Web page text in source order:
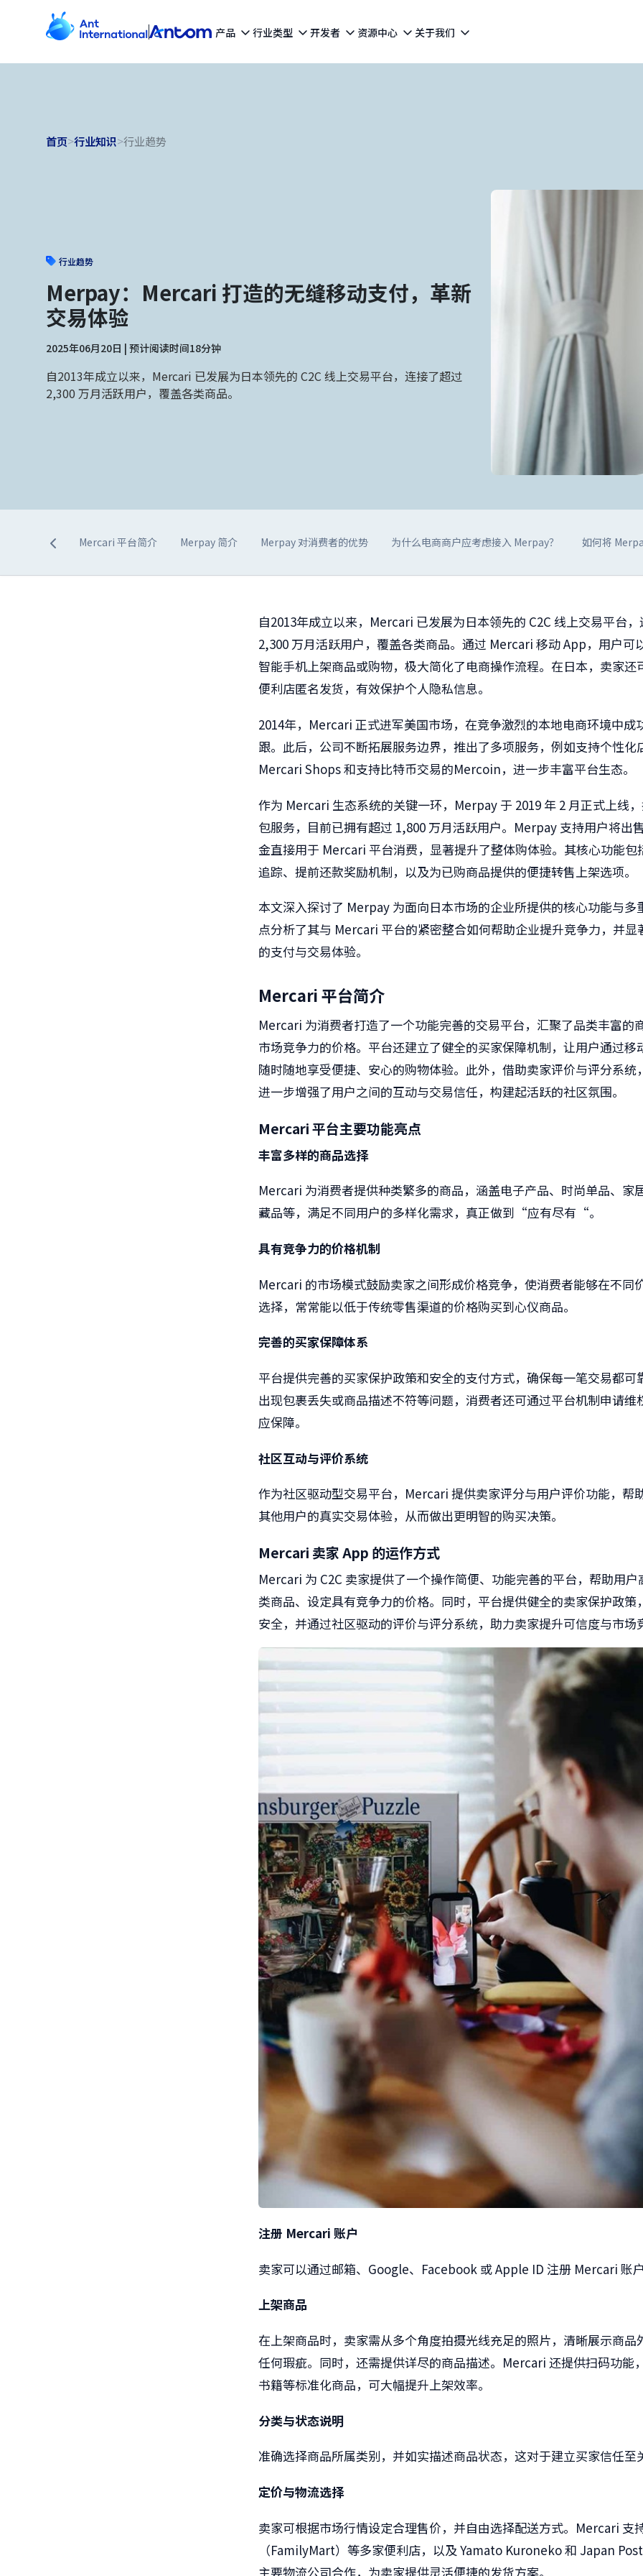
产品 行业类型 开发者 资源中心 关于我们
首页>行业知识>行业趋势
行业趋势
Merpay：Mercari 打造的无缝移动支付，革新
交易体验
2025年06月20日 | 预计阅读时间18分钟
自2013年成立以来，Mercari 已发展为日本领先的 C2C 线上交易平台，连接了超过
2,300 万月活跃用户，覆盖各类商品。
Mercari 平台简介 Merpay 简介 Merpay 对消费者的优势 为什么电商商户应考虑接入 Merpay？ 如何将
自2013年成立以来， Mercari 已发展为日本领先的 C2C 线上交易平台
2,300 万月活跃用户，覆盖各类商品。 通过 Mercari 移动App，用户可
智能手机上架商品或购物，极大简化了电商操作流程。在日本，卖家还
便利店匿名发货，有效保护个人隐私信息。
2014年， Mercari 正式进军美国市场，在竞争激烈的本地电商环境中成
跟。此后，公司不断拓展服务边界，推出了多项服务，例如支持个性化
Mercari Shops和支持比特币交易的Mercoin，进一步丰富平台生态。
作为 Mercari 生态系统的关键一环， Merpay 于 2019 年 2 月正式上线
包服务，目前已拥有超过 1,800 万月活跃用户。 Merpay 支持用户将出
金直接用于 Mercari 平台消费，显著提升了整体购体验。其核心功能包
追踪、提前还款奖励机制，以及为已购商品提供的便捷转售上架选项。
本文深入探讨了 Merpay 为面向日本市场的企业所提供的核心功能与多
点分析了其与 Mercari 平台的紧密整合如何帮助企业提升竞争力，并显
的支付与交易体验。
Mercari平台简介
Mercari 为消费者打造了一个功能完善的交易平台，汇聚了品类丰富的
市场竞争力的价格。平台还建立了健全的买家保障机制，让用户通过移
随时随地享受便捷、安心的购物体验。此外，借助卖家评价与评分系统
进一步增强了用户之间的互动与交易信任，构建起活跃的社区氛围。
Mercari平台主要功能亮点
丰富多样的商品选择
Mercari 为消费者提供种类繁多的商品，涵盖电子产品、时尚单品、家
藏品等，满足不同用户的多样化需求，真正做到 “应有尽有 “。
具有竞争力的价格机制
Mercari 的市场模式鼓励卖家之间形成价格竞争，使消费者能够在不同
选择，常常能以低于传统零售渠道的价格购买到心仪商品。
完善的买家保障体系
平台提供完善的买家保护政策和安全的支付方式，确保每一笔交易都可
出现包裹丢失或商品描述不符等问题，消费者还可通过平台机制申请维
应保障。
社区互动与评价系统
作为社区驱动型交易平台， Mercari 提供卖家评分与用户评价功能，帮
其他用户的真实交易体验，从而做出更明智的购买决策。
Mercari 卖家App 的运作方式
Mercari 为 C2C 卖家提供了一个操作简便、功能完善的平台，帮助用户
类商品、设定具有竞争力的价格。同时，平台提供健全的卖家保护政策
安全，并通过社区驱动的评价与评分系统，助力卖家提升可信度与市场
注册 Mercari 账户
卖家可以通过邮箱、 Google、 Facebook 或Apple ID 注册 Mercari 账
上架商品
在上架商品时，卖家需从多个角度拍摄光线充足的照片，清晰展示商品
任何瑕疵。同时，还需提供详尽的商品描述。 Mercari 还提供扫码功能
书籍等标准化商品，可大幅提升上架效率。
分类与状态说明
准确选择商品所属类别，并如实描述商品状态，这对于建立买家信任至
定价与物流选择
卖家可根据市场行情设定合理售价，并自由选择配送方式。 Mercari 支
（FamilyMart）等多家便利店，以及 Yamato Kuroneko和 Japan
主要物流公司合作，为卖家提供灵活便捷的发货方案。